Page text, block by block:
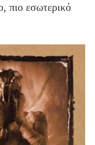
πιο εσωτερικό